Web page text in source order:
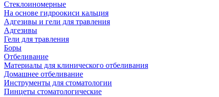
Стеклоиномерные
На основе гидроокиси кальция
Адгезивы и гели для травления
Адгезивы
Гели для травления
Боры
Отбеливание
Материалы для клинического отбеливания
Домашнее отбеливание
Инструменты для стоматологии
Пинцеты стоматологические